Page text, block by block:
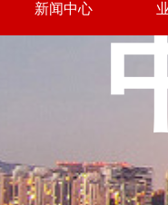
新闻中心